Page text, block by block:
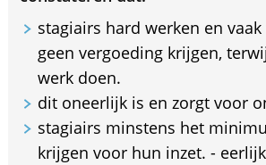
stagiairs hard werken en
geen vergoeding krijgen,
werk doen.
dit oneerlijk is en zorgt voor
stagiairs minstens het
krijgen voor hun inzet. -